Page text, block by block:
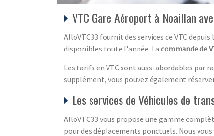
VTC Gare Aéroport à Noaillan
AlloVTC33 fournit des services de VTC
disponibles toute l'année. La commande de
Les tarifs en VTC sont aussi abordables par
supplément, vous pouvez également
Les services de Véhicules de
AlloVTC33 vous propose une gamme
pour des déplacements ponctuels. Nous